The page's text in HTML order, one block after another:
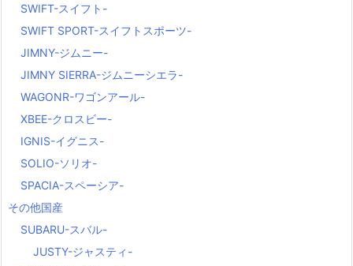
SWIFT-スイフト-
SWIFT SPORT-スイフトスポーツ-
JIMNY-ジムニー-
JIMNY SIERRA-ジムニーシエラ-
WAGONR-ワゴンアール-
XBEE-クロスビー-
IGNIS-イグニス-
SOLIO-ソリオ-
SPACIA-スペーシア-
その他国産
SUBARU-スバル-
JUSTY-ジャスティ-